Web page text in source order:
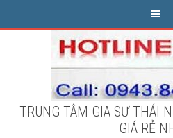
TRUNG TÂM GIA SƯ THÁI
GIÁ RẺ